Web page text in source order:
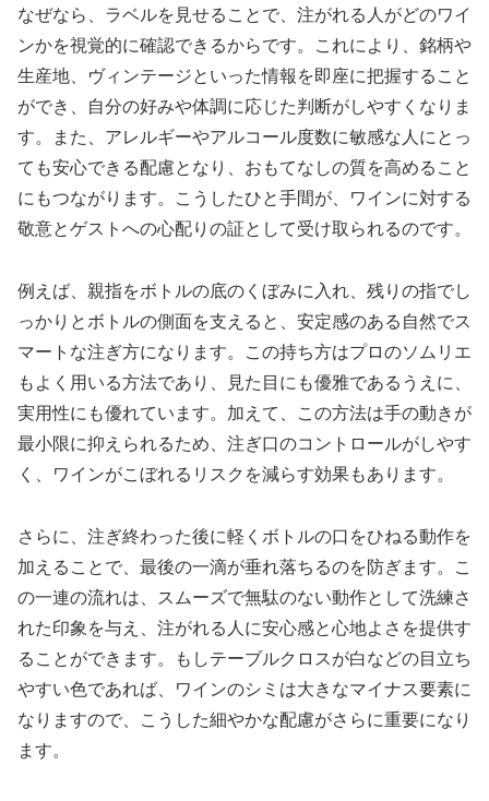
なぜなら、ラベルを見せることで、注がれる人がどのワイ
ンかを視覚的に確認できるからです。これにより、銘柄や
生産地、ヴィンテージといった情報を即座に把握すること
ができ、自分の好みや体調に応じた判断がしやすくなりま
す。また、アレルギーやアルコール度数に敏感な人にとっ
ても安心できる配慮となり、おもてなしの質を高めること
にもつながります。こうしたひと手間が、ワインに対する
敬意とゲストへの心配りの証として受け取られるのです。
例えば、親指をボトルの底のくぼみに入れ、残りの指でし
っかりとボトルの側面を支えると、安定感のある自然でス
マートな注ぎ方になります。この持ち方はプロのソムリエ
もよく用いる方法であり、見た目にも優雅であるうえに、
実用性にも優れています。加えて、この方法は手の動きが
最小限に抑えられるため、注ぎ口のコントロールがしやす
く、ワインがこぼれるリスクを減らす効果もあります。
さらに、注ぎ終わった後に軽くボトルの口をひねる動作を
加えることで、最後の一滴が垂れ落ちるのを防ぎます。こ
の一連の流れは、スムーズで無駄のない動作として洗練さ
れた印象を与え、注がれる人に安心感と心地よさを提供す
ることができます。もしテーブルクロスが白などの目立ち
やすい色であれば、ワインのシミは大きなマイナス要素に
なりますので、こうした細やかな配慮がさらに重要になり
ます。